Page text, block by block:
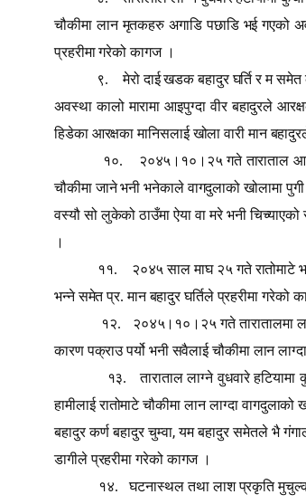
चौकीमा लान मृतकहरु अगाडि पछाडि भई गएको
प्रहरीमा गरेको कागज ।
९.
मेरो दाई खडक बहादुर घर्ति र म
अवस्था कालो मारामा आइपुग्दा वीर बहादुरले
हिडेका आरक्षका मानिसलाई खोला वारी मान
१०.
२०४५।१०।२५ गते ताराताल
चौकीमा जाने भनी भनेकाले वागदुलाको खोलामा
वस्यौ सो लुकेको ठाउँमा ऐया वा मरे भनी
।
११.
२०४५ साल माघ २५ गते रातोमाटे
भन्ने समेत प्र. मान बहादुर घर्तिले प्रहरीमा गरेको
१२.
२०४५।१०।२५ गते तारातालमा
कारण पक्राउ पर्यो भनी सवैलाई चौकीमा लान
१३.
ताराताल लाग्ने वुधवारे
हामीलाई रातोमाटे चौकीमा लान लाग्दा
बहादुर कर्ण बहादुर चुम्वा,यम बहादुर समेतले भै
डागीले प्रहरीमा गरेको कागज ।
१४.
घटनास्थल तथा लाश प्रकृति